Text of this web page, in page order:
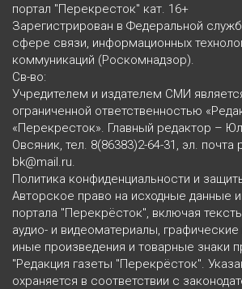
портал "Перекресток" кат. 16+
Зарегистрирован в Федеральной
сфере связи, информационных
коммуникаций (Роскомнадзор).
Св-во:
Учредителем и издателем СМИ
ограниченной ответственностью
«Перекресток». Главный редактор –
Овсяник, тел. 8(86383)2-64-31, эл. почта
bk@mail.ru.
Политика конфиденциальности и
Авторское право на исходные данные
портала "Перекрёсток", включая
аудио- и видеоматериалы,
иные произведения и товарные знаки
"Редакция газеты "Перекрёсток".
охраняется в соответствии с